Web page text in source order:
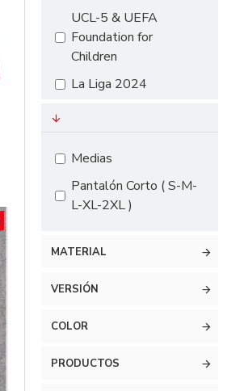
MATERIAL
VERSIÓN
COLOR
PRODUCTOS
#26 145cm-155cm
#28 155cm-165cm
UCL-5 & UEFA
Foundation for
Children
La Liga 2024
Medias
Pantalón Corto ( S-M-
L-XL-2XL )